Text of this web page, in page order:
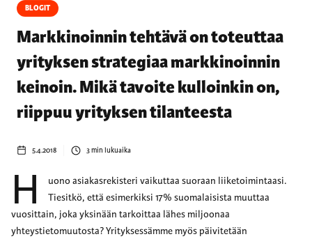
BLOGIT
Markkinoinnin tehtävä on toteuttaa
yrityksen strategiaa markkinoinnin
keinoin. Mikä tavoite kulloinkin on,
riippuu yrityksen tilanteesta
5.4.2018 3min lukuaika
H
uono asiakasrekisteri vaikuttaa suoraan liiketoimintaasi.
Tiesitkö, että esimerkiksi 17% suomalaisista muuttaa
vuosittain, joka yksinään tarkoittaa lähes miljoonaa
yhteystietomuutosta? Yrityksessämme myös päivitetään